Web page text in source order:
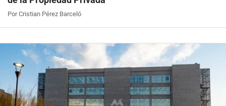
Por Cristian Pérez Barceló